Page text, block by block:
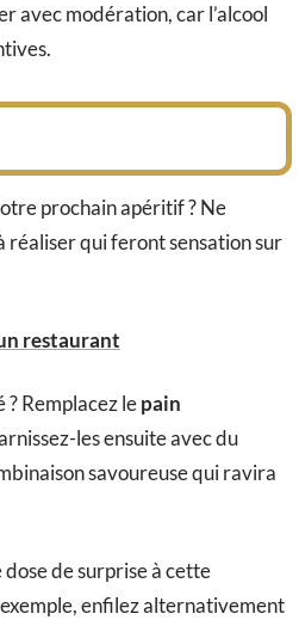
avec modération, car l’alcool
prochain apéritif ? Ne
réaliser qui feront sensation sur
restaurant
Remplacez lepain
les ensuite avec du
savoureuse qui ravira
de surprise à cette
enfilez alternativement